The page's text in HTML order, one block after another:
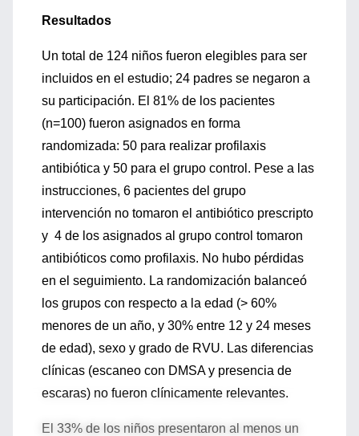
Resultados
Un total de 124 niños fueron elegibles para ser
incluidos en el estudio; 24 padres se negaron a
su participación. El 81% de los pacientes
(n=100) fueron asignados en forma
randomizada: 50 para realizar profilaxis
antibiótica y 50 para el grupo control. Pese a las
instrucciones, 6 pacientes del grupo
intervención no tomaron el antibiótico prescripto
y 4 de los asignados al grupo control tomaron
antibióticos como profilaxis. No hubo pérdidas
en el seguimiento. La randomización balanceó
los grupos con respecto a la edad (> 60%
menores de un año, y 30% entre 12 y 24 meses
de edad), sexo y grado de RVU. Las diferencias
clínicas (escaneo con DMSA y presencia de
escaras) no fueron clínicamente relevantes.
El 33% de los niños presentaron al menos un